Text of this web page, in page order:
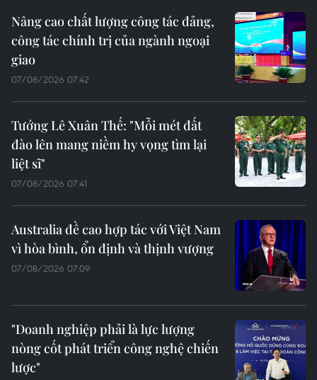
Nâng cao chất lượng công tác đảng,
công tác chính trị của ngành ngoại
giao
07/08/2026 07:42
Tướng Lê Xuân Thế: "Mỗi mét đất
đào lên mang niềm hy vọng tìm lại
liệt sĩ"
07/08/2026 07:41
Australia đề cao hợp tác với Việt Nam
vì hòa bình, ổn định và thịnh vượng
07/08/2026 07:09
"Doanh nghiệp phải là lực lượng
nòng cốt phát triển công nghệ chiến
lược"